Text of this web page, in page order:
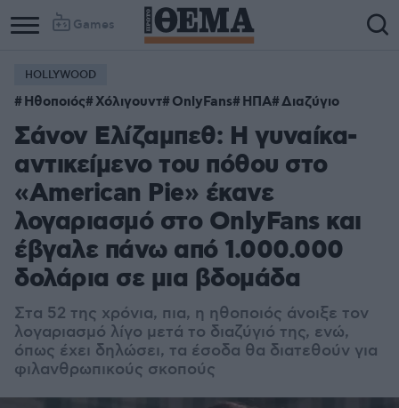
Games
HOLLYWOOD
Ηθοποιός Χόλιγουντ OnlyFans ΗΠΑ Διαζύγιο
Σάνον Ελίζαμπεθ: Η γυναίκα-
αντικείμενο του πόθου στο
«American Pie» έκανε
λογαριασμό στο OnlyFans και
έβγαλε πάνω από 1.000.000
δολάρια σε μια βδομάδα
Στα 52 της χρόνια, πια, η ηθοποιός άνοιξε τον
λογαριασμό λίγο μετά το διαζύγιό της, ενώ,
όπως έχει δηλώσει, τα έσοδα θα διατεθούν για
φιλανθρωπικούς σκοπούς